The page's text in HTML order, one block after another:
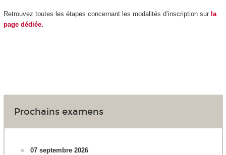
Retrouvez toutes les étapes concernant les modalités d’inscription sur la
page dédiée.
Prochains examens
07 septembre 2026